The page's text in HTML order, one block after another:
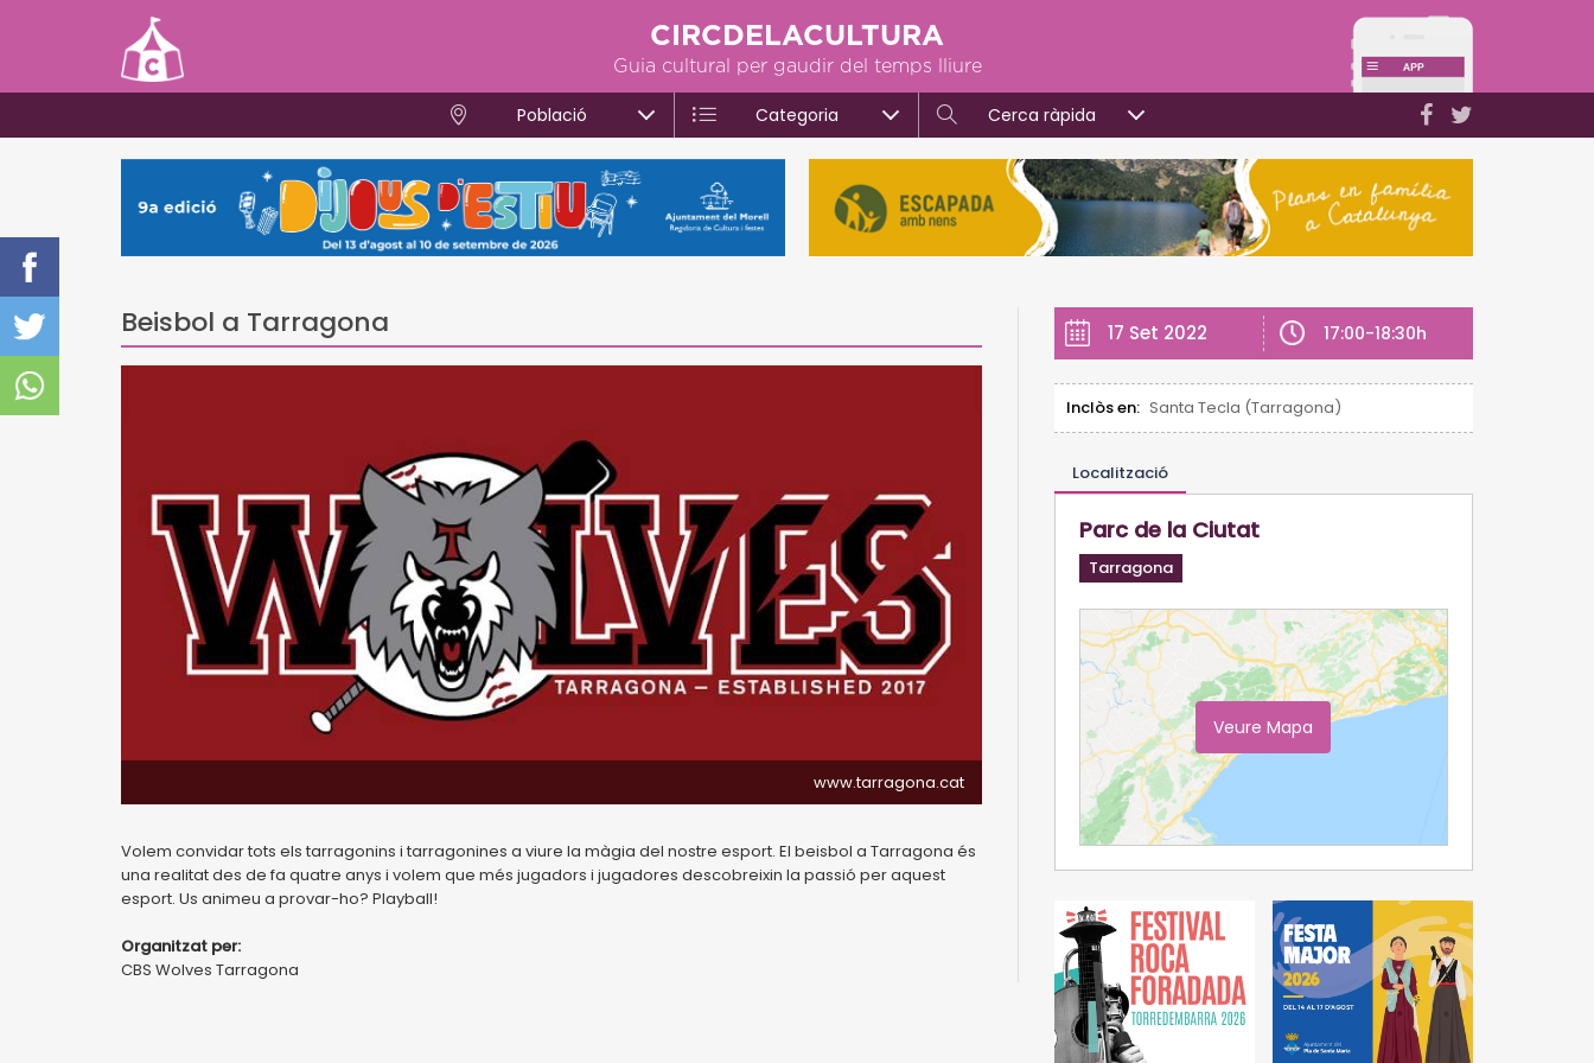
CIRCDELACULTURA
Guia cultural per gaudir del temps lliure
Població Categoria Cerca ràpida
Beisbol a Tarragona
www.tarragona.cat
Volem convidar tots els tarragonins i tarragonines a viure la màgia del nostre esport. El beisbol a Tarragona és
una realitat des de fa quatre anys i volem que més jugadors i jugadores descobreixin la passió per aquest
esport. Us animeu a provar-ho? Playball!
Organitzat per:
CBS Wolves Tarragona
17 Set 2022 17:00-18:30h
Inclòs en: Santa Tecla (Tarragona)
Localització
Parc de la Ciutat
Tarragona
Veure Mapa